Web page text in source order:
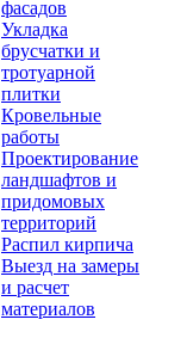
фасадов
Укладка
брусчатки и
тротуарной
плитки
Кровельные
работы
Проектирование
ландшафтов и
придомовых
территорий
Распил кирпича
Выезд на замеры
и расчет
материалов